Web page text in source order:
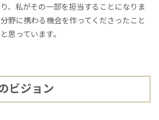
、私がその一部を担当することになりま
野に携わる機会を作ってくださったこと
思っています。
ビジョン